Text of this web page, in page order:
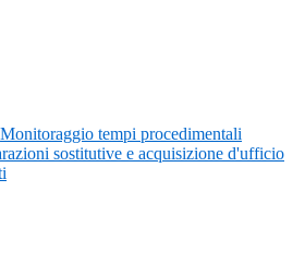
Monitoraggio tempi procedimentali
sostitutive e acquisizione d'ufficio